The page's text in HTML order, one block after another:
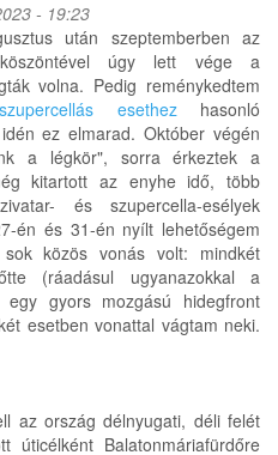
- 19:23
után szeptemberben az
úgy lett vége a
volna. Pedig reménykedtem
esethezhasonló
ez elmarad. Október végén
a légkör", sorra érkeztek a
kitartott az enyhe idő, több
és szupercella-esélyek
én és 31-én nyílt lehetőségem
közös vonás volt: mindkét
(ráadásul ugyanazokkal a
egy gyors mozgású hidegfront
esetben vonattal vágtam neki.
az ország délnyugati, déli felét
úticélként Balatonmáriafürdőre